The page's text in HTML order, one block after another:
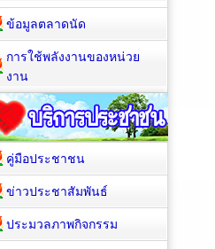
ข้อมูลตลาดนัด
การใช้พลังงานของหน่วย
งาน
คู่มือประชาชน
ข่าวประชาสัมพันธ์
ประมวลภาพกิจกรรม